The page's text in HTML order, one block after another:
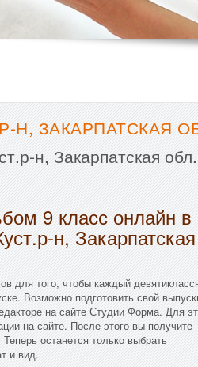
Н, ЗАКАРПАТСКАЯ
н, Закарпатская
9 класс онлайн в
н, Закарпатская
для того, чтобы каждый
Возможно подготовить свой
на сайте Студии Форма. Для
на сайте. После этого вы получите
останется только выбрать
и вид.